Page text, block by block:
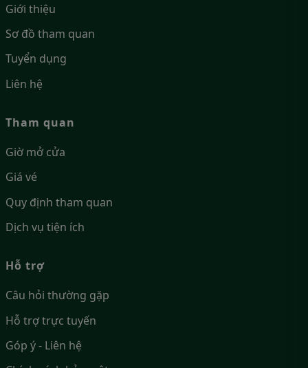
Giới thiệu
Sơ đồ tham quan
Tuyển dụng
Liên hệ
Tham quan
Giờ mở cửa
Giá vé
Quy định tham quan
Dịch vụ tiện ích
Hỗ trợ
Câu hỏi thường gặp
Hỗ trợ trực tuyến
Góp ý - Liên hệ